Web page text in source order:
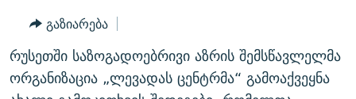
60 ᲓᲔᲪᲘᲑᲔᲚᲘ
ᲤᲔᲜᲝᲕᲐᲜᲘ - 2.10
ᲗᲥᲕᲔᲜᲘ ᲞᲣᲑᲚᲘᲙᲐᲪᲘᲔᲑᲘ
ᲞᲠᲝᲔᲥᲢᲔᲑᲘ
გაზიარება
რუსეთში საზოგადოებრივი აზრის შემსწავლელმა
ორგანიზაცია „ლევადას ცენტრმა“ გამოაქვეყნა